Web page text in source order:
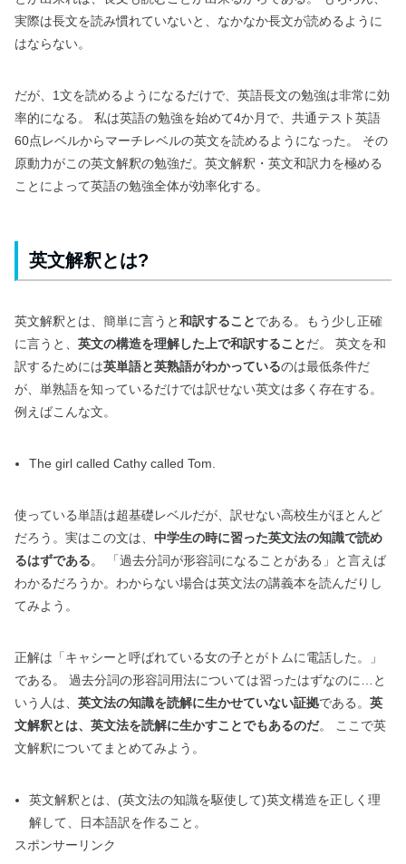
実際は長文を読み慣れていないと、なかなか長文が読めるように
はならない。
だが、1文を読めるようになるだけで、英語長文の勉強は非常に効
率的になる。 私は英語の勉強を始めて4か月で、共通テスト英語
60点レベルからマーチレベルの英文を読めるようになった。 その
原動力がこの英文解釈の勉強だ。英文解釈・英文和訳力を極める
ことによって英語の勉強全体が効率化する。
英文解釈とは?
英文解釈とは、簡単に言うと和訳することである。もう少し正確
に言うと、 英文の構造を理解した上で和訳することだ。 英文を和
訳するためには英単語と英熟語がわかっているのは最低条件だ
が、単熟語を知っているだけでは訳せない英文は多く存在する。
例えばこんな文。
The girl called Cathy called Tom.
使っている単語は超基礎レベルだが、訳せない高校生がほとんど
だろう。実はこの文は、 中学生の時に習った英文法の知識で読め
るはずである。 「過去分詞が形容詞になることがある」と言えば
わかるだろうか。わからない場合は英文法の講義本を読んだりし
てみよう。
正解は「キャシーと呼ばれている女の子とがトムに電話した。」
である。 過去分詞の形容詞用法については習ったはずなのに…と
いう人は、 英文法の知識を読解に生かせていない証拠である。 英
文解釈とは、英文法を読解に生かすことでもあるのだ。 ここで英
文解釈についてまとめてみよう。
英文解釈とは、(英文法の知識を駆使して)英文構造を正しく理
解して、日本語訳を作ること。
スポンサーリンク